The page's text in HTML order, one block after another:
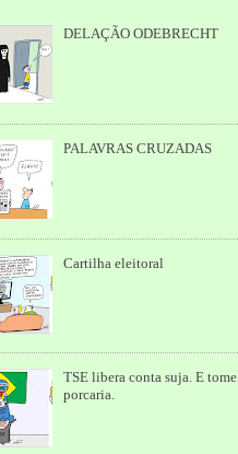
DELAÇÃO ODEBRECHT
PALAVRAS CRUZADAS
Cartilha eleitoral
TSE libera conta suja. E tome
porcaria.